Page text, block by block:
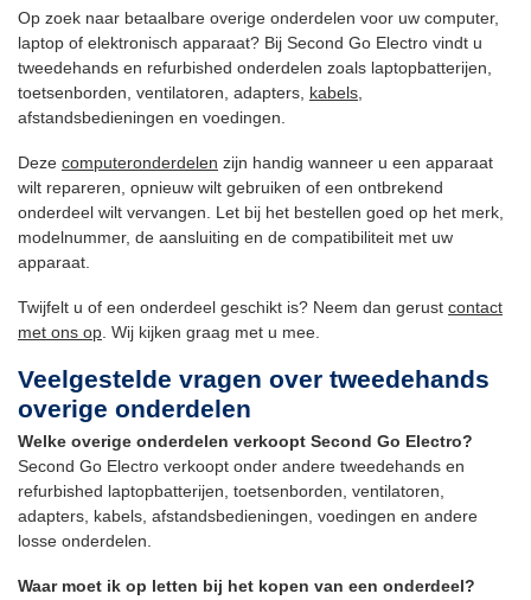
Op zoek naar betaalbare overige onderdelen voor uw computer,
laptop of elektronisch apparaat? Bij Second Go Electro vindt u
tweedehands en refurbished onderdelen zoals laptopbatterijen,
toetsenborden, ventilatoren, adapters, kabels
afstandsbedieningen en voedingen.
Deze computeronderdelen zijn handig wanneer u een apparaat
wilt repareren, opnieuw wilt gebruiken of een ontbrekend
onderdeel wilt vervangen. Let bij het bestellen goed op het merk,
modelnummer, de aansluiting en de compatibiliteit met uw
apparaat.
Twijfelt u of een onderdeel geschikt is? Neem dan gerust contact
met ons op . Wij kijken graag met u mee.
Veelgestelde vragen over tweedehands
overige onderdelen
Welke overige onderdelen verkoopt Second Go Electro?
Second Go Electro verkoopt onder andere tweedehands en
refurbished laptopbatterijen, toetsenborden, ventilatoren,
adapters, kabels, afstandsbedieningen, voedingen en andere
losse onderdelen.
Waar moet ik op letten bij het kopen van een onderdeel?